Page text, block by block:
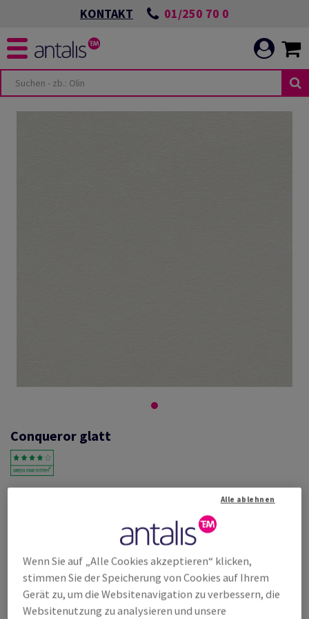
KONTAKT 01/250 70 0
Conqueror glatt
Conqueror Wove, pearl, 300g/m2, ungerippt, ohne Wasserzeichen,
holzfrei ECF, 700mm x 1000mm, B1, SB, Paket zu 100 Bogen/Blatt, FSC
Weitere Produktinformationen
Produkt weiterempfehlen
Listenpreis
€ 6 870,09 57,45% Rabatt
Wenn Sie auf „Alle Cookies akzeptieren“ klicken,
stimmen Sie der Speicherung von Cookies auf Ihrem
Gerät zu, um die Websitenavigation zu verbessern, die
Websitenutzung zu analysieren und unsere
Alle ablehnen